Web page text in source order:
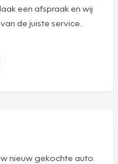
een afspraak en wij
de juiste service.
nieuw gekochte auto.